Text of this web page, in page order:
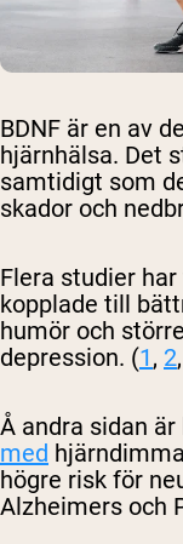
BDNF är en av
hjärnhälsa. Det
samtidigt som
skador och
Flera studier
kopplade till
humör och
depression. (1, 2,
Å andra sidan är
med
högre risk för
Alzheimers och